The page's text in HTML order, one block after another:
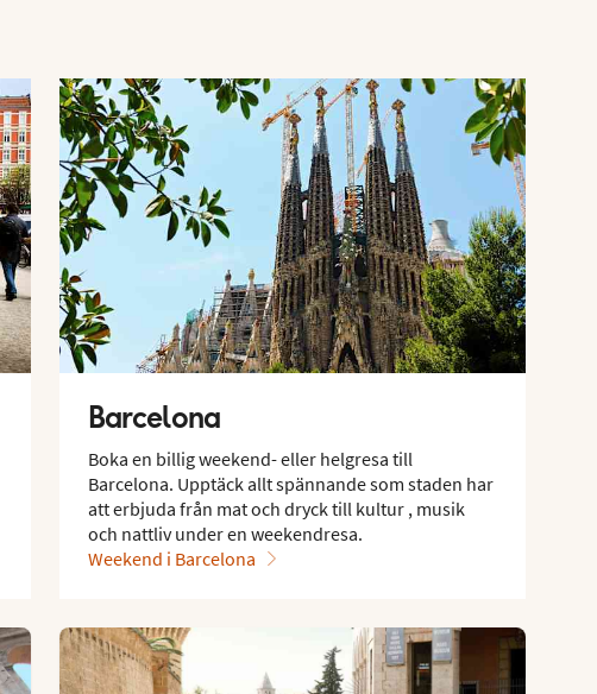
Barcelona
Boka en billig weekend- eller helgresa till
Barcelona. Upptäck allt spännande som staden har
att erbjuda från mat och dryck till kultur , musik
och nattliv under en weekendresa.
Weekend i Barcelona